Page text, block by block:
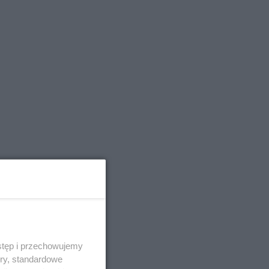
i przechowujemy
standardowe